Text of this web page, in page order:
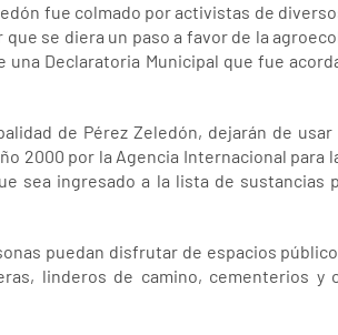
fue colmado por activistas de
se diera un paso a favor de la
Declaratoria Municipal que fue
de Pérez Zeledón, dejarán de
2000 por la Agencia Internacional para
sea ingresado a la lista de sustancias
puedan disfrutar de espacios
linderos de camino, cementerios y